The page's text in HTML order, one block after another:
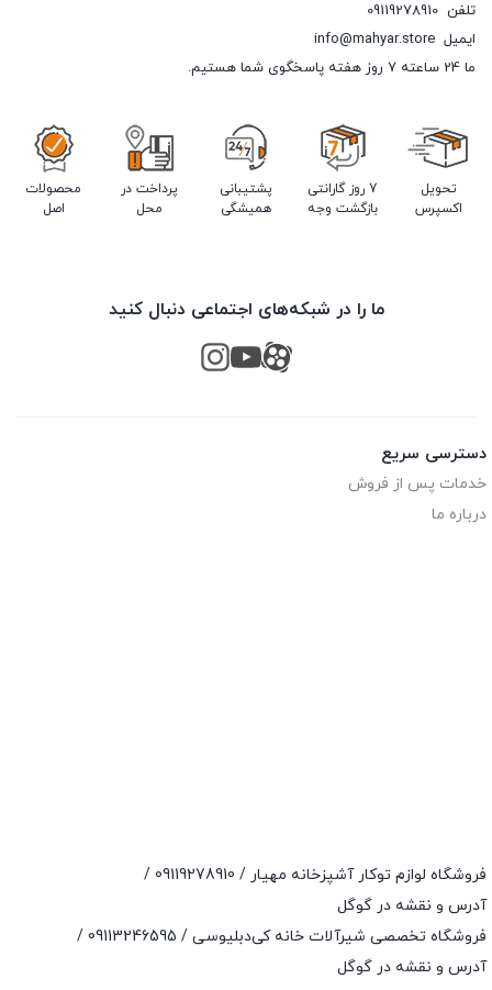
تلفن 09119278910
ایمیل info@mahyar.store
ما 24 ساعته 7 روز هفته پاسخگوی شما هستیم.
تحویل
اکسپرس
7 روز گارانتی
بازگشت وجه
پشتیبانی
همیشگی
پرداخت در
محل
محصولات
اصل
ما را در شبکه‌های اجتماعی دنبال کنید
دسترسی سریع
خدمات پس از فروش
درباره ما
فروشگاه لوازم توکار آشپزخانه مهیار / 09119278910
/
آدرس و نقشه در گوگل
فروشگاه تخصصی شیرآلات خانه کی‌دبلیوسی / 09113246595
/
آدرس و نقشه در گوگل